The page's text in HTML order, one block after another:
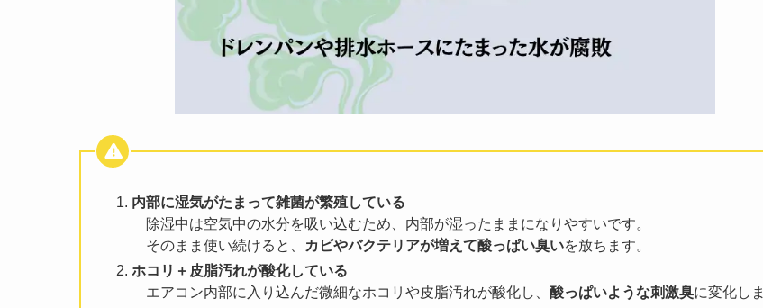
内部に湿気がたまって雑菌が繁殖している
除湿中は空気中の水分を吸い込むため、内部が湿ったままになりやすいです。
そのまま使い続けると、
カビやバクテリアが増えて酸っぱい臭いを放ちます。
ホコリ＋皮脂汚れが酸化している
エアコン内部に入り込んだ微細なホコリや皮脂汚れが酸化し、 酸っぱいような刺激臭に変化しま